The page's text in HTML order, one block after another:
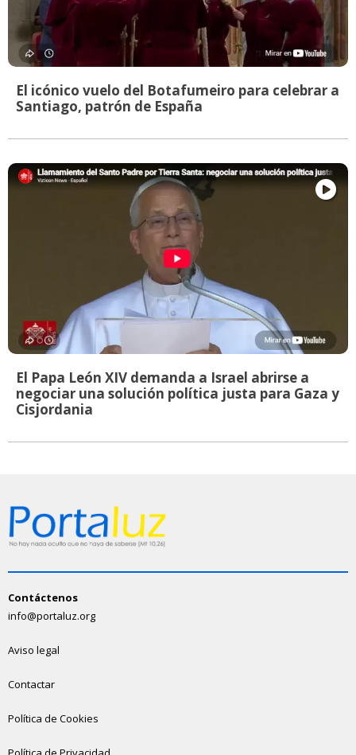
El icónico vuelo del Botafumeiro para celebrar a
Santiago, patrón de España
El Papa León XIV demanda a Israel abrirse a
negociar una solución política justa para Gaza y
Cisjordania
Contáctenos
info@portaluz.org
Aviso legal
Contactar
Política de Cookies